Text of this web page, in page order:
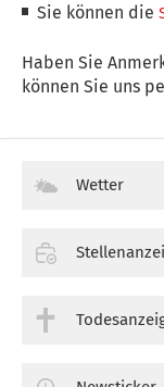
Sie können die
Haben Sie
können Sie uns
Wetter